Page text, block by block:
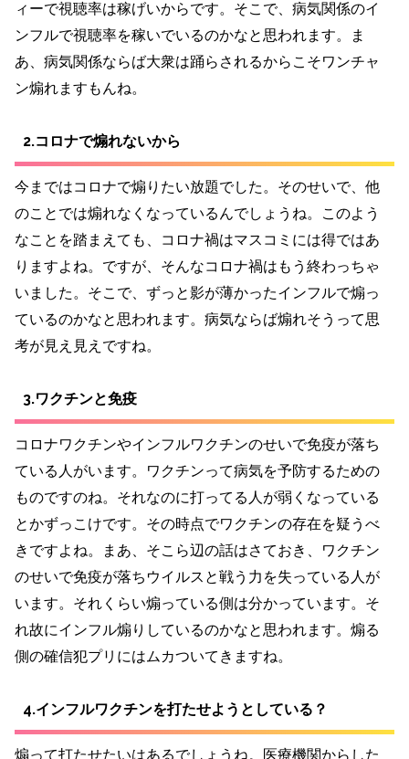
ィーで視聴率は稼げいからです。そこで、病気関係のイ
ンフルで視聴率を稼いでいるのかなと思われます。ま
あ、病気関係ならば大衆は踊らされるからこそワンチャ
ン煽れますもんね。
2.コロナで煽れないから
今まではコロナで煽りたい放題でした。そのせいで、他
のことでは煽れなくなっているんでしょうね。このよう
なことを踏まえても、コロナ禍はマスコミには得ではあ
りますよね。ですが、そんなコロナ禍はもう終わっちゃ
いました。そこで、ずっと影が薄かったインフルで煽っ
ているのかなと思われます。病気ならば煽れそうって思
考が見え見えですね。
3.ワクチンと免疫
コロナワクチンやインフルワクチンのせいで免疫が落ち
ている人がいます。ワクチンって病気を予防するための
ものですのね。それなのに打ってる人が弱くなっている
とかずっこけです。その時点でワクチンの存在を疑うべ
きですよね。まあ、そこら辺の話はさておき、ワクチン
のせいで免疫が落ちウイルスと戦う力を失っている人が
います。それくらい煽っている側は分かっています。そ
れ故にインフル煽りしているのかなと思われます。煽る
側の確信犯プリにはムカついてきますね。
4.インフルワクチンを打たせようとしている？
煽って打たせたいはあるでしょうね。医療機関からした